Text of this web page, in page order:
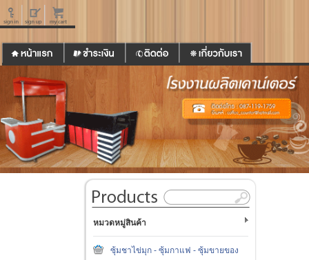
หมวดหมู่สินค้า
ซุ้มชาไข่มุก - ซุ้มกาแฟ - ซุ้มขายของ